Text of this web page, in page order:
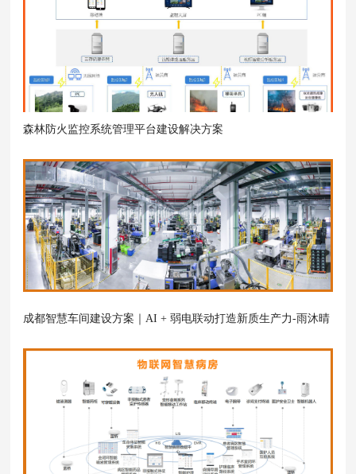
森林防火监控系统管理平台建设解决方案
成都智慧车间建设方案｜AI + 弱电联动打造新质生产力-雨沐晴